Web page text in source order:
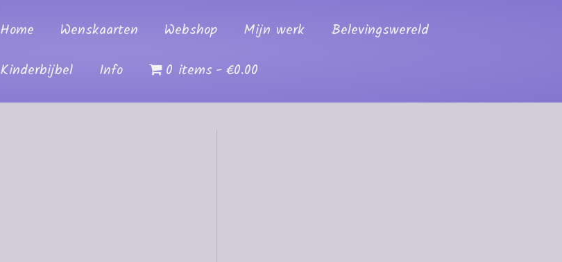
Home Wenskaarten Webshop Mijn werk
Belevingswereld
Kinderbijbel
Info 0 items €0.00